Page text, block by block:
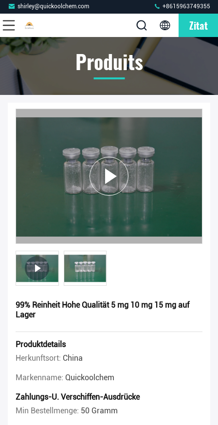
shirley@quickoolchem.com +8615963749355
Zitat
Produits
99% Reinheit Hohe Qualität 5 mg 10 mg 15 mg auf
Lager
Produktdetails
Herkunftsort: China
Markenname: Quickoolchem
Zahlungs-U. Verschiffen-Ausdrücke
Min Bestellmenge: 50 Gramm